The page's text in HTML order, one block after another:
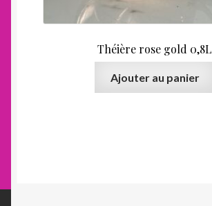
Théière rose gold 0,8L
Ajouter au panier